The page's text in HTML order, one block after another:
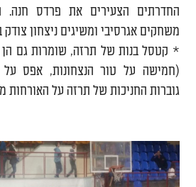
החדרתים הצעירים את פרדס חנה.
משחקים אגרסיבי ומשיגים ניצחון צודק
* קטסל בנות של תרזה, שומרות גם
(חמישה על טור הנצחונות, אפס
גוברות החניכות של תרזה על האורחות